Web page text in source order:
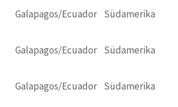
Galapagos/Ecuador Südamerika
Galapagos/Ecuador Südamerika
Galapagos/Ecuador Südamerika